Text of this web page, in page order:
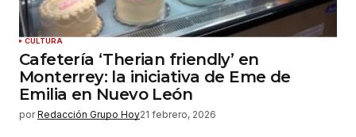
CULTURA
Cafetería ‘Therian friendly’ en
Monterrey: la iniciativa de Eme de
Emilia en Nuevo León
por Redacción Grupo Hoy21 febrero, 2026